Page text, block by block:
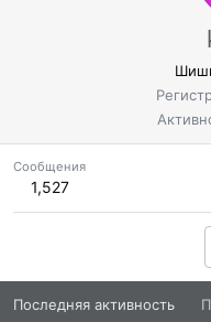
Сообщения
1,527
Последняя активность